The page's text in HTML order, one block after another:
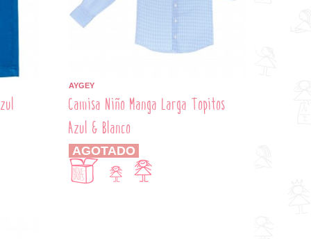
AYGEY
Camisa Niño Manga Larga Topitos
Azul & Blanco
AGOTADO